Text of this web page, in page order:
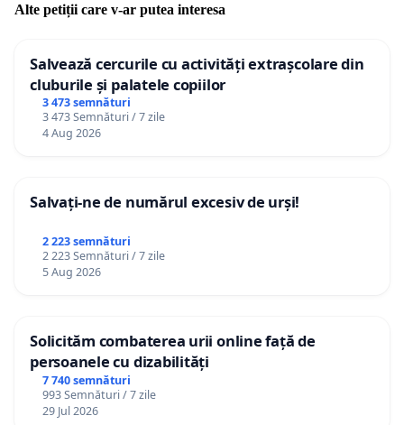
Alte petiții care v-ar putea interesa
Salvează cercurile cu activități extrașcolare din
cluburile și palatele copiilor
3 473 semnături
3 473 Semnături / 7 zile
4 Aug 2026
Salvați-ne de numărul excesiv de urși!
2 223 semnături
2 223 Semnături / 7 zile
5 Aug 2026
Solicităm combaterea urii online față de
persoanele cu dizabilități
7 740 semnături
993 Semnături / 7 zile
29 Jul 2026